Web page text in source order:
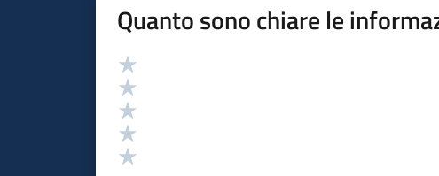
Quanto sono chiare le
Valutazione